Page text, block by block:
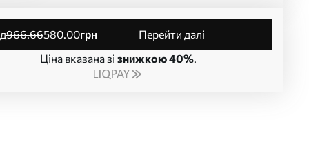
966.66580.00грн
Перейти далі
Ціна вказана зі знижкою 40%.